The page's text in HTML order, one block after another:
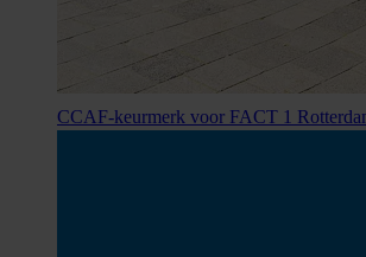
CCAF-keurmerk voor FACT 1